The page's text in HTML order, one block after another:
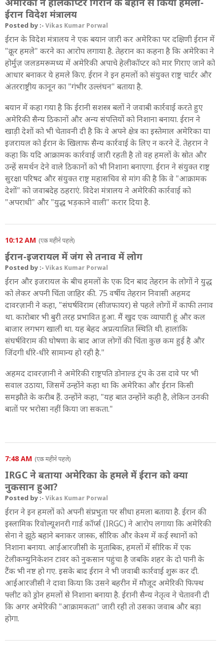
ईरान विदेश मंत्रालय
Posted by :- Vikas Kumar Porwal
ईरान के विदेश मंत्रालय ने एक बयान जारी कर अमेरिका पर दक्षिणी ईरान में
"क्रूर हमले" करने का आरोप लगाया है. तेहरान का कहना है कि अमेरिका ने
होर्मुज़ जलडमरूमध्य में अमेरिकी अपाचे हेलीकॉप्टर को मार गिराए जाने को
आधार बनाकर ये हमले किए. ईरान ने इन हमलों को संयुक्त राष्ट्र चार्टर और
अंतरराष्ट्रीय कानून का "गंभीर उल्लंघन" बताया है.
बयान में कहा गया है कि ईरानी सशस्त्र बलों ने जवाबी कार्रवाई करते हुए
अमेरिकी सैन्य ठिकानों और अन्य संपत्तियों को निशाना बनाया. ईरान ने
खाड़ी देशों को भी चेतावनी दी है कि वे अपने क्षेत्र का इस्तेमाल अमेरिका या
इजरायल को ईरान के खिलाफ सैन्य कार्रवाई के लिए न करने दें. तेहरान ने
कहा कि यदि आक्रामक कार्रवाई जारी रहती है तो वह हमलों के स्रोत और
उन्हें समर्थन देने वाले ठिकानों को भी निशाना बनाएगा. ईरान ने संयुक्त राष्ट्र
सुरक्षा परिषद और संयुक्त राष्ट्र महासचिव से मांग की है कि वे "आक्रामक
देशों" को जवाबदेह ठहराएं. विदेश मंत्रालय ने अमेरिकी कार्रवाई को
"अपराधी" और "युद्ध भड़काने वाली" करार दिया है.
10:12 AM (एक महीने पहले)
ईरान-इजरायल में जंग से तनाव में लोग
Posted by :- Vikas Kumar Porwal
ईरान और इजरायल के बीच हमलों के एक दिन बाद तेहरान के लोगों ने युद्ध
को लेकर अपनी चिंता जाहिर की. 75 वर्षीय तेहरान निवासी अहमद
दावरज़ानी ने कहा, "संघर्षविराम (सीजफायर) से पहले लोगों में काफी तनाव
था. कारोबार भी बुरी तरह प्रभावित हुआ. मैं खुद एक व्यापारी हूं और कल
बाजार लगभग खाली था. यह बेहद अप्रत्याशित स्थिति थी. हालांकि
संघर्षविराम की घोषणा के बाद आज लोगों की चिंता कुछ कम हुई है और
जिंदगी धीरे-धीरे सामान्य हो रही है."
अहमद दावरज़ानी ने अमेरिकी राष्ट्रपति डोनाल्ड ट्रंप के उस दावे पर भी
सवाल उठाया, जिसमें उन्होंने कहा था कि अमेरिका और ईरान किसी
समझौते के करीब हैं. उन्होंने कहा, "यह बात उन्होंने कही है, लेकिन उनकी
बातों पर भरोसा नहीं किया जा सकता."
7:48 AM (एक महीने पहले)
IRGC ने बताया अमेरिका के हमले में ईरान को क्या
नुकसान हुआ?
Posted by :- Vikas Kumar Porwal
ईरान ने इन हमलों को अपनी संप्रभुता पर सीधा हमला बताया है. ईरान की
इस्लामिक रिवोल्यूशनरी गार्ड कॉर्प्स (IRGC) ने आरोप लगाया कि अमेरिकी
सेना ने झूठे बहाने बनाकर जास्क, सीरिक और केश्म में कई स्थानों को
निशाना बनाया. आईआरजीसी के मुताबिक, हमलों में सीरिक में एक
टेलीकम्युनिकेशन टावर को नुकसान पहुंचा है जबकि शहर के दो पानी के
टैंक भी नष्ट हो गए. इसके बाद ईरान ने भी जवाबी कार्रवाई शुरू कर दी.
आईआरजीसी ने दावा किया कि उसने बहरीन में मौजूद अमेरिकी फिफ्थ
फ्लीट को ड्रोन हमलों से निशाना बनाया है. ईरानी सैन्य नेतृत्व ने चेतावनी दी
कि अगर अमेरिकी "आक्रामकता" जारी रही तो उसका जवाब और बड़ा
होगा.